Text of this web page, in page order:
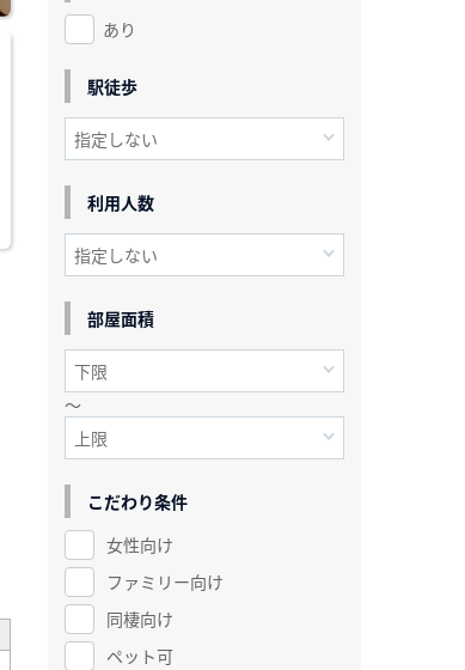
あり
駅徒歩
利用人数
部屋面積
～
こだわり条件
女性向け
ファミリー向け
同棲向け
ペット可